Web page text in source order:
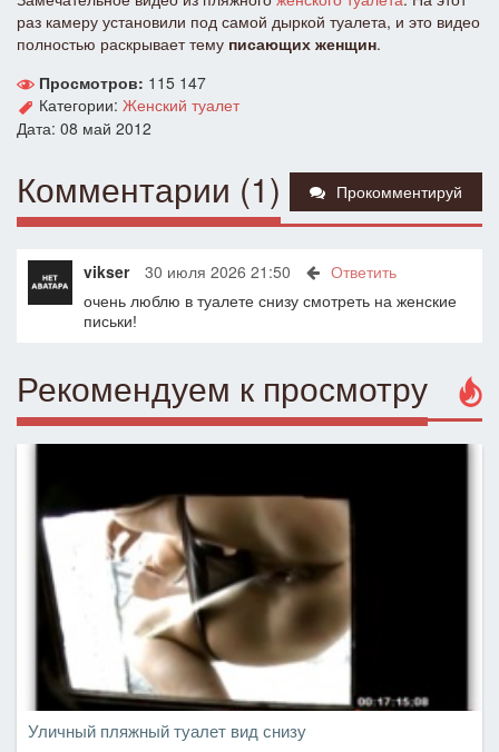
раз камеру установили под самой дыркой туалета, и это видео
полностью раскрывает тему писающих женщин.
Просмотров: 115 147
Категории: Женский туалет
Дата: 08 май 2012
Комментарии (1) Прокомментируй
vikser 30 июля 2026 21:50 Ответить
очень люблю в туалете снизу смотреть на женские
письки!
Рекомендуем к просмотру
Уличный пляжный туалет вид снизу